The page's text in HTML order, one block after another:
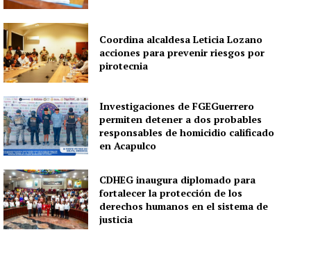
Coordina alcaldesa Leticia Lozano
acciones para prevenir riesgos por
pirotecnia
Investigaciones de FGEGuerrero
permiten detener a dos probables
responsables de homicidio calificado
en Acapulco
CDHEG inaugura diplomado para
fortalecer la protección de los
derechos humanos en el sistema de
justicia